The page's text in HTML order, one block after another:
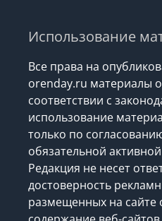
Использование
Все права на
orenday.ru материалы
соответствии с
использование
только по
обязательной
Редакция не несет
достоверность
размещенных на сайте